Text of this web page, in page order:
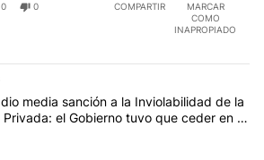
0 0 COMPARTIR
MARCAR
COMO
INAPROPIADO
artículos con más comentarios en los
con el título "El Senado dio media
media sanción a la Inviolabilidad de la
el Gobierno tuvo que ceder en la
del Fuego